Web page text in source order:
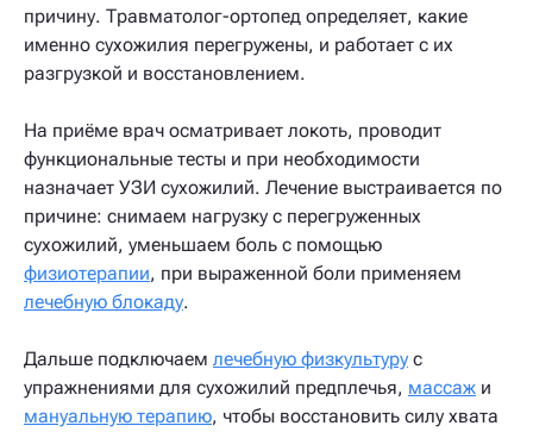
причину. Травматолог-ортопед определяет, какие
именно сухожилия перегружены, и работает с их
разгрузкой и восстановлением.
На приёме врач осматривает локоть, проводит
функциональные тесты и при необходимости
назначает УЗИ сухожилий. Лечение выстраивается по
причине: снимаем нагрузку с перегруженных
сухожилий, уменьшаем боль с помощью
физиотерапии, при выраженной боли применяем
лечебную блокаду.
Дальше подключаем лечебную физкультуру с
упражнениями для сухожилий предплечья, массаж и
мануальную терапию, чтобы восстановить силу хвата